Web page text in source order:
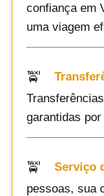
confiança em
uma viagem
garantidas
Serviço
pessoas, sua